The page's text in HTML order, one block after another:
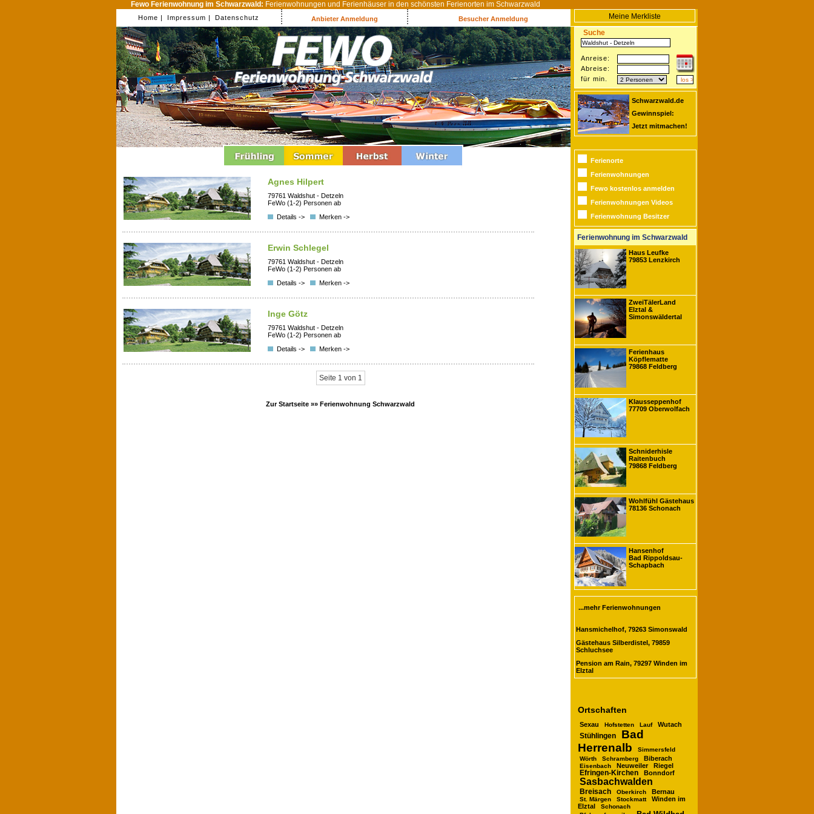
Fewo Ferienwohnung im Schwarzwald: Ferienwohnungen und Ferienhäuser in den schönsten Ferienorten im Schwarzwald
Home | Impressum | Datenschutz Anbieter Anmeldung Besucher Anmeldung
Meine Merkliste
Suche
Anreise:
Abreise:
für min.
Schwarzwald.de
Gewinnspiel:
Jetzt mitmachen!
Agnes Hilpert
79761 Waldshut - Detzeln
FeWo (1-2) Personen ab
Details ->
Merken ->
Erwin Schlegel
79761 Waldshut - Detzeln
FeWo (1-2) Personen ab
Details ->
Merken ->
Inge Götz
79761 Waldshut - Detzeln
FeWo (1-2) Personen ab
Details ->
Merken ->
Seite 1 von 1
Zur Startseite »» Ferienwohnung Schwarzwald
Ferienorte
Ferienwohnungen
Fewo kostenlos anmelden
Ferienwohnungen Videos
Ferienwohnung Besitzer
Ferienwohnung im Schwarzwald
Haus Leufke
79853 Lenzkirch
ZweiTälerLand
Elztal &
Simonswäldertal
Ferienhaus
Köpflematte
79868 Feldberg
Klausseppenhof
77709 Oberwolfach
Schniderhisle
Raitenbuch
79868 Feldberg
Wohlfühl Gästehaus
78136 Schonach
Hansenhof
Bad Rippoldsau-
Schapbach
...mehr Ferienwohnungen
Hansmichelhof, 79263 Simonswald
Gästehaus Silberdistel, 79859
Schluchsee
Pension am Rain, 79297 Winden im
Elztal
Ortschaften
Sexau Hofstetten Lauf Wutach
Stühlingen
Bad
Herrenalb
Simmersfeld
Wörth
Schramberg Biberach
Eisenbach Neuweiler
Riegel
Efringen-Kirchen
Bonndorf
Sasbachwalden
Breisach Oberkirch Bernau
St. Märgen Stockmatt
Winden im
Elztal
Schonach